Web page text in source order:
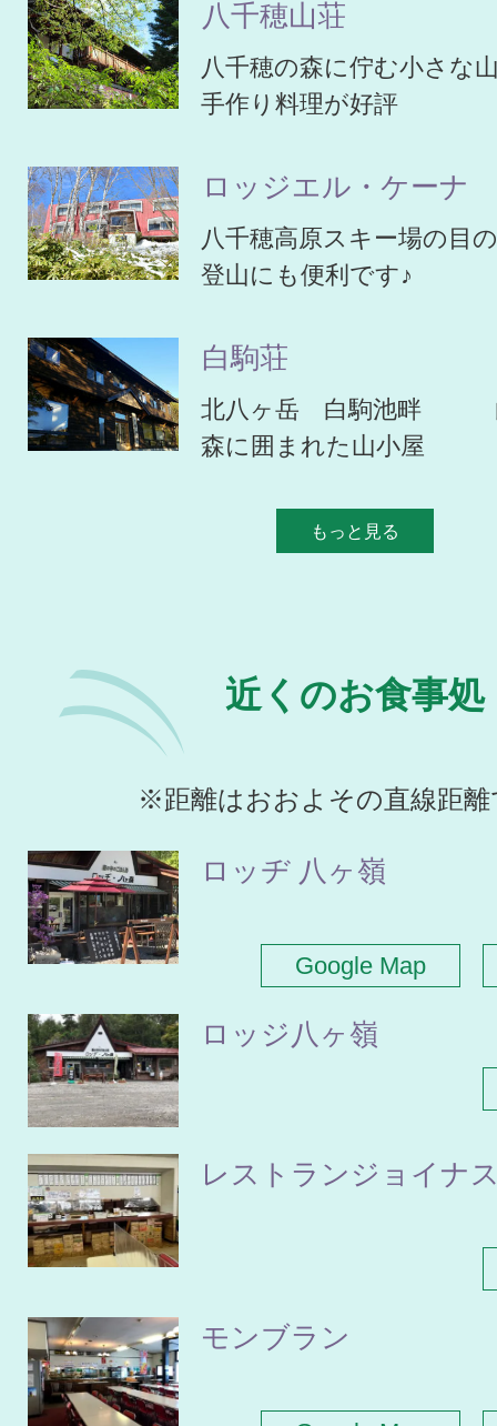
八千穂山荘
八千穂の森に佇む小さな
手作り料理が好評
ロッジエル・ケーナ
八千穂高原スキー場の目
登山にも便利です♪
白駒荘
北八ヶ岳 白駒池畔
森に囲まれた山小屋
もっと見る
近くのお食事処
※距離はおおよその直線距離
ロッヂ 八ヶ嶺
Google Map
ロッジ八ヶ嶺
レストランジョイナ
モンブラン